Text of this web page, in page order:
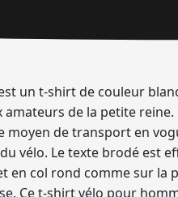
un t-shirt de couleur
de la petite reine.
moyen de transport en
vélo. Le texte brodé est
en col rond comme sur la
Ce t-shirt vélo pour